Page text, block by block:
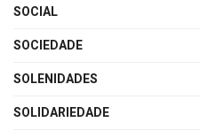
SOCIAL
SOCIEDADE
SOLENIDADES
SOLIDARIEDADE